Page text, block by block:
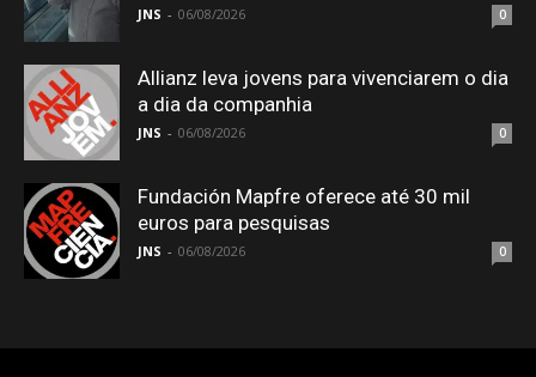
JNS - 06/08/2026 0
Allianz leva jovens para vivenciarem o dia
a dia da companhia
JNS - 06/08/2026 0
Fundación Mapfre oferece até 30 mil
euros para pesquisas
JNS - 06/08/2026 0